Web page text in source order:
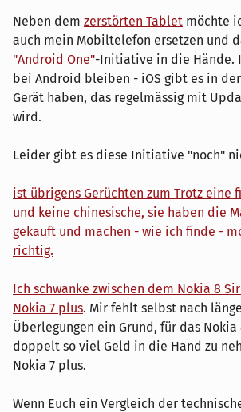
Neben dem zerstörten Tablet möchte
auch mein Mobiltelefon ersetzen und
"Android One"-Initiative in die Hände.
bei Android bleiben - iOS gibt es in
Gerät haben, das regelmässig mit
wird.
Leider gibt es diese Initiative "noch"
ist übrigens Gerüchten zum Trotz eine
und keine chinesische, sie haben die
gekauft und machen - wie ich finde -
richtig.
Ich schwanke zwischen dem Nokia 8
Nokia 7 plus. Mir fehlt selbst nach
Überlegungen ein Grund, für das
doppelt so viel Geld in die Hand zu
Nokia 7 plus.
Wenn Euch ein Vergleich der